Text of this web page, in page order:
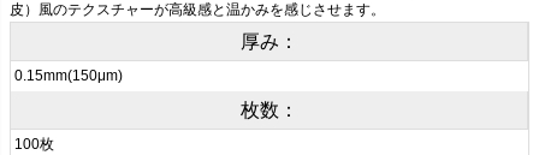
皮）風のテクスチャーが高級感と温かみを感じさせます。
厚み：
0.15mm(150μm)
枚数：
100枚